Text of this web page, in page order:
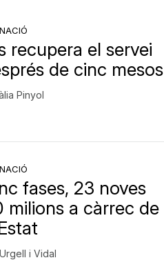
NACIÓ
recupera el servei
de cinc mesos
Pinyol
NACIÓ
fases, 23 noves
milions a càrrec de
i Vidal